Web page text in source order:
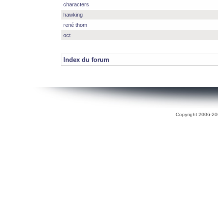
characters
hawking
rené thom
oct
Index du forum
Copyright 2006-